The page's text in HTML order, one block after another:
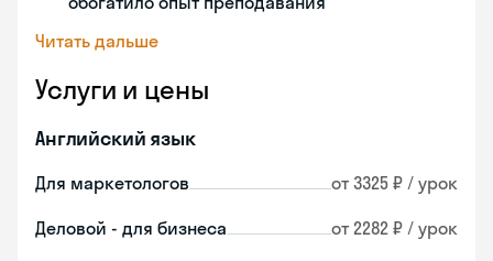
Читать дальше
Услуги и цены
Английский язык
Для маркетологов от 3325 ₽ / урок
Деловой - для бизнеса от 2282 ₽ / урок